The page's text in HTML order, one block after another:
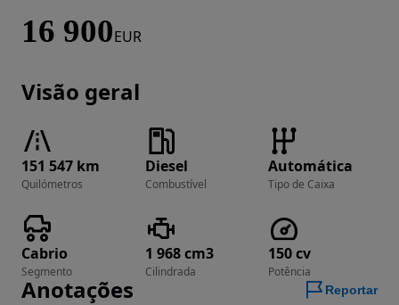
16 900EUR
Visão geral
151 547 km
Quilómetros
Diesel
Combustível
Automática
Tipo de Caixa
Cabrio
Segmento
1 968 cm3
Cilindrada
150 cv
Potência
Anotações Reportar